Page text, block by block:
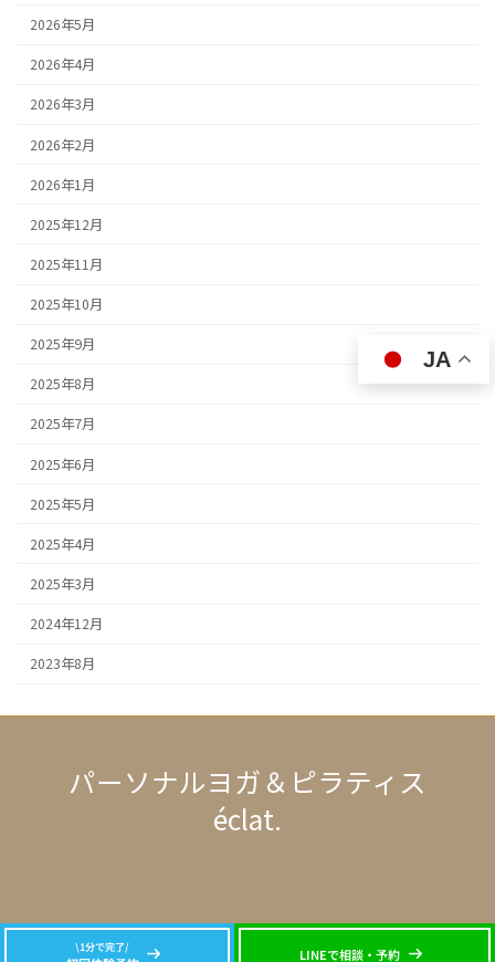
2026年5月
2026年4月
2026年3月
2026年2月
2026年1月
2025年12月
2025年11月
2025年10月
2025年9月
2025年8月
2025年7月
2025年6月
2025年5月
2025年4月
2025年3月
2024年12月
2023年8月
\1分で完了/ LINEで相談・予約
パーソナルヨガ＆ピラティス
éclat.
リ リ
Copyright © パーソナルヨガ＆ピラティスéclat. All Rights Reserved.
JA